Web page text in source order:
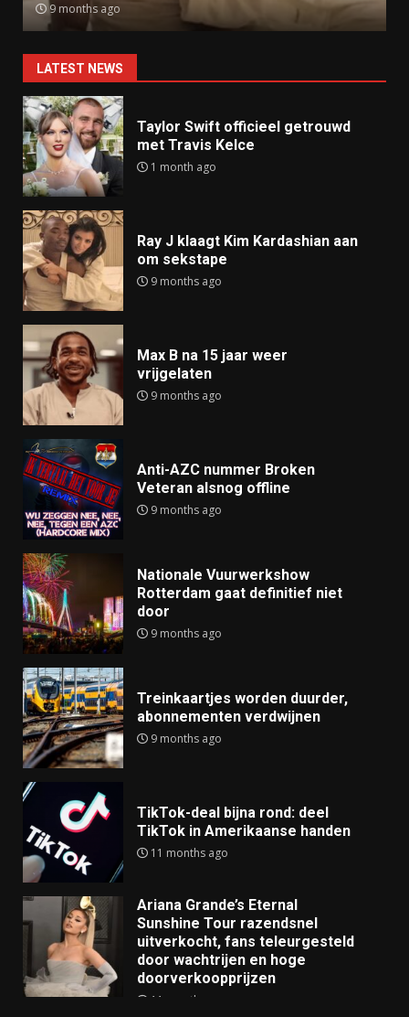
9 months ago
LATEST NEWS
Taylor Swift officieel getrouwd
met Travis Kelce
1 month ago
Ray J klaagt Kim Kardashian aan
om sekstape
9 months ago
Max B na 15 jaar weer
vrijgelaten
9 months ago
Anti-AZC nummer Broken
Veteran alsnog offline
9 months ago
Nationale Vuurwerkshow
Rotterdam gaat definitief niet
door
9 months ago
Treinkaartjes worden duurder,
abonnementen verdwijnen
9 months ago
TikTok-deal bijna rond: deel
TikTok in Amerikaanse handen
11 months ago
Ariana Grande’s Eternal
Sunshine Tour razendsnel
uitverkocht, fans teleurgesteld
door wachtrijen en hoge
doorverkoopprijzen
11 months ago